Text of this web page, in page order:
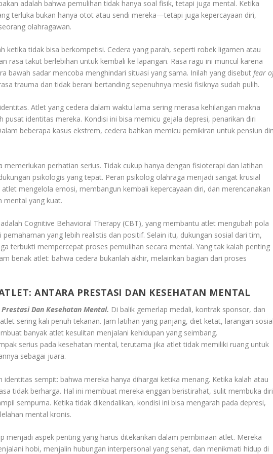
adalah bahwa pemulihan tidak hanya soal fisik, tetapi juga mental. Ketika
terluka bukan hanya otot atau sendi mereka—tetapi juga kepercayaan diri,
olahragawan.
ketika tidak bisa berkompetisi. Cedera yang parah, seperti robek ligamen atau
rasa takut berlebihan untuk kembali ke lapangan. Rasa ragu ini muncul karena
bawah sadar mencoba menghindari situasi yang sama. Inilah yang disebutfear
trauma dan tidak berani bertanding sepenuhnya meski fisiknya sudah pulih.
Atlet yang cedera dalam waktu lama sering merasa kehilangan makna
pusat identitas mereka. Kondisi ini bisa memicu gejala depresi, penarikan diri
beberapa kasus ekstrem, cedera bahkan memicu pemikiran untuk pensiun
memerlukan perhatian serius. Tidak cukup hanya dengan fisioterapi dan latihan
psikologis yang tepat. Peran psikolog olahraga menjadi sangat krusial
mengelola emosi, membangun kembali kepercayaan diri, dan merencanakan
mental yang kuat.
Cognitive Behavioral Therapy (CBT), yang membantu atlet mengubah pola
yang lebih realistis dan positif. Selain itu, dukungan sosial dari tim,
terbukti mempercepat proses pemulihan secara mental. Yang tak kalah penting
benak atlet: bahwa cedera bukanlah akhir, melainkan bagian dari proses
ANTARA PRESTASI DAN KESEHATAN MENTAL
Dan Kesehatan Mental. Di balik gemerlap medali, kontrak sponsor, dan
sering kali penuh tekanan. Jam latihan yang panjang, diet ketat, larangan
banyak atlet kesulitan menjalani kehidupan yang seimbang.
serius pada kesehatan mental, terutama jika atlet tidak memiliki ruang untuk
sebagai juara.
sempit: bahwa mereka hanya dihargai ketika menang. Ketika kalah atau
tidak berharga. Hal ini membuat mereka enggan beristirahat, sulit membuka
sempurna. Ketika tidak dikendalikan, kondisi ini bisa mengarah pada depresi,
mental kronis.
menjadi aspek penting yang harus ditekankan dalam pembinaan atlet. Mereka
hobi, menjalin hubungan interpersonal yang sehat, dan menikmati hidup di